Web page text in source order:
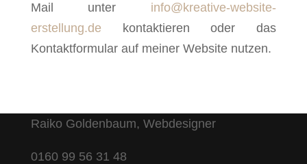
Mail unter info@kreative-website-
erstellung.de kontaktieren oder das
Kontaktformular auf meiner Website nutzen.
Raiko Goldenbaum, Webdesigner
0160 99 56 31 48